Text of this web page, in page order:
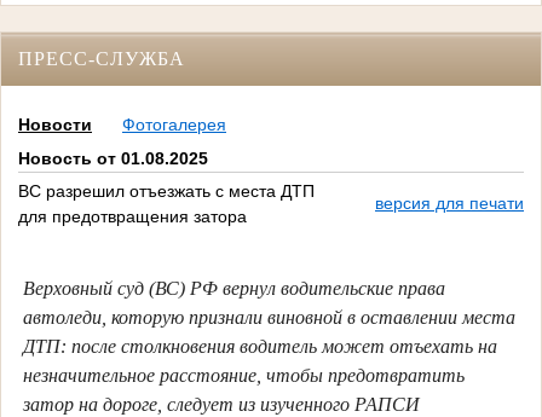
ПРЕСС-СЛУЖБА
Новости
Фотогалерея
Новость от 01.08.2025
ВС разрешил отъезжать с места ДТП
для предотвращения затора
версия для печати
Верховный суд (ВС) РФ вернул водительские права
автоледи, которую признали виновной в оставлении места
ДТП: после столкновения водитель может отъехать на
незначительное расстояние, чтобы предотвратить
затор на дороге, следует из изученного РАПСИ